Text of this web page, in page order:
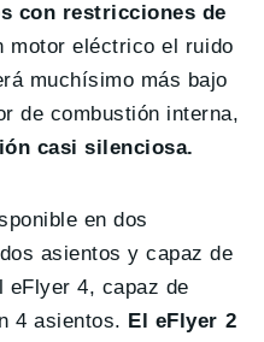
con restricciones de
motor eléctrico el ruido
muchísimo más bajo
de combustión interna,
casi silenciosa.
en dos
asientos y capaz de
eFlyer 4, capaz de
4 asientos. El eFlyer 2